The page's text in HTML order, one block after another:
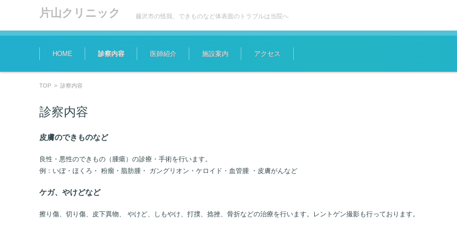
片山クリニック 藤沢市の怪我、できものなど体表面のトラブルは当院へ
コンテンツに移動
HOME 診察内容 医師紹介 施設案内 アクセス
TOP > 診察内容
診察内容
皮膚のできものなど
良性・悪性のできもの（腫瘍）の診療・手術を行います。
例：いぼ・ほくろ・ 粉瘤・脂肪腫・ ガングリオン・ケロイド・血管腫 ・皮膚がんなど
ケガ、やけどなど
擦り傷、切り傷、皮下異物、 やけど、しもやけ、打撲、捻挫、骨折などの治療を行います。レントゲン撮影も行っております。